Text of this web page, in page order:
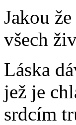
Jakou
všech
Láska
jež je
srdcím